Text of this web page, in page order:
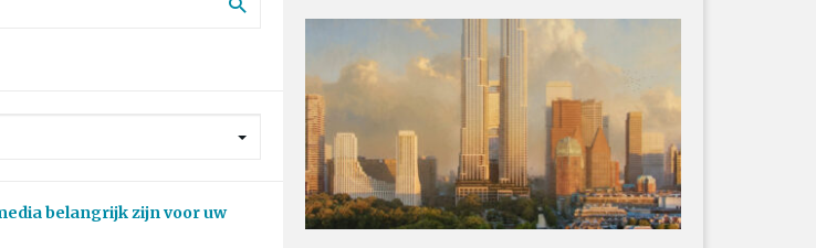
belangrijk zijn voor uw